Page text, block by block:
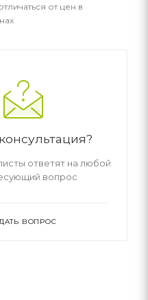
от цен в
ответят на любой
вопрос
ВОПРОС